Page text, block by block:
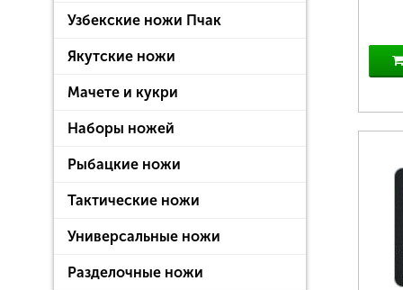
Узбекские ножи Пчак
Якутские ножи
Мачете и кукри
Наборы ножей
Рыбацкие ножи
Тактические ножи
Универсальные ножи
Разделочные ножи